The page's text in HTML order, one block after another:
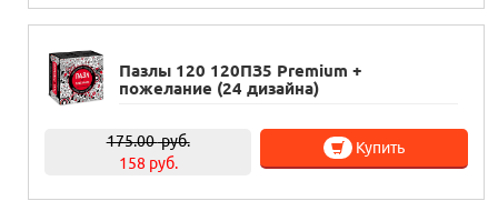
Пазлы 120 120ПЗ5 Premium +
пожелание (24 дизайна)
175.00руб.
158 руб.
Купить